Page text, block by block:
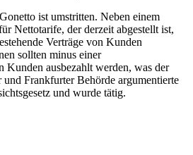
ist umstritten. Neben einem
Nettotarife, der derzeit abgestellt ist,
Verträge von Kunden
sollten minus einer
Kunden ausbezahlt werden, was der
Frankfurter Behörde argumentierte
und wurde tätig.